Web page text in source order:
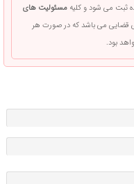
ثبت می شود و کلیهمسئولیت های
قضایی می باشد که در صورت هر
بود.